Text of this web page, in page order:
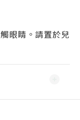
眼睛。請置於兒